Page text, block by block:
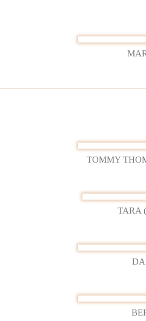
TOMMY
TARA